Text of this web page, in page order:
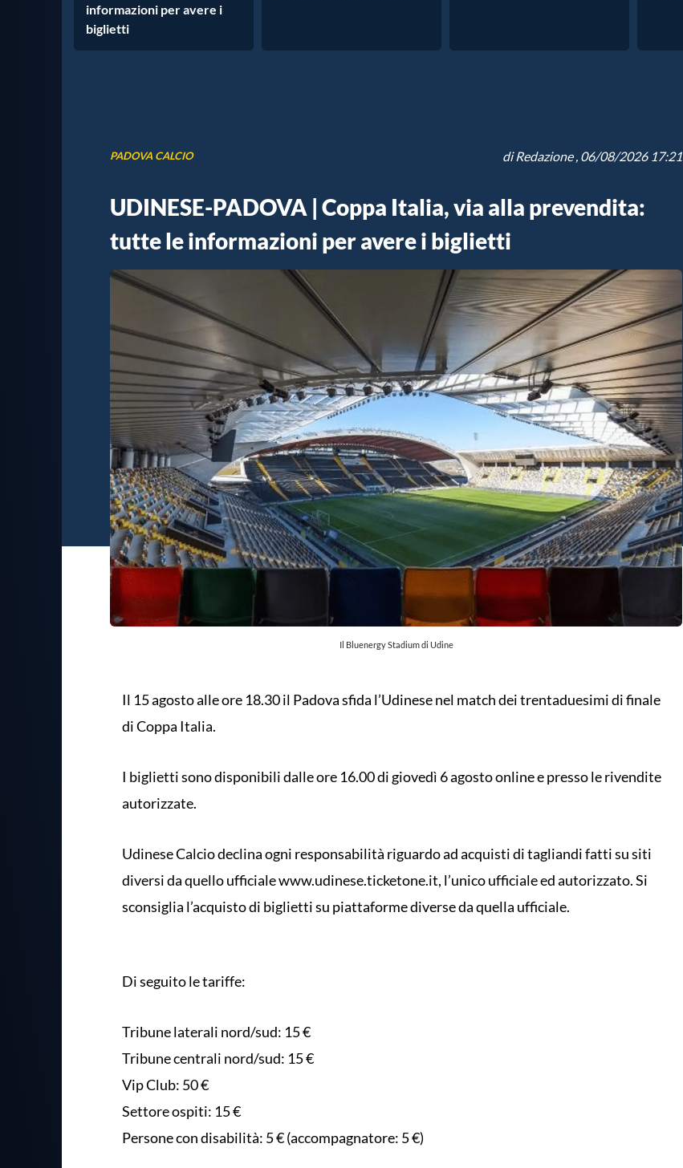
informazioni per avere i
biglietti
PADOVA CALCIO diRedazione, 06/08/2026 17:21
UDINESE-PADOVA | Coppa Italia, via alla prevendita:
tutte le informazioni per avere i biglietti
Il Bluenergy Stadium di Udine
Il 15 agosto alle ore 18.30 il Padova sfida l’Udinese nel match dei trentaduesimi di finale
di Coppa Italia.
I biglietti sono disponibili dalle ore 16.00 di giovedì 6 agosto online e presso le rivendite
autorizzate.
Udinese Calcio declina ogni responsabilità riguardo ad acquisti di tagliandi fatti su siti
diversi da quello ufficiale www.udinese.ticketone.it, l’unico ufficiale ed autorizzato. Si
sconsiglia l’acquisto di biglietti su piattaforme diverse da quella ufficiale.
Di seguito le tariffe:
Tribune laterali nord/sud: 15 €
Tribune centrali nord/sud: 15 €
Vip Club: 50 €
Settore ospiti: 15 €
Persone con disabilità: 5 € (accompagnatore: 5 €)